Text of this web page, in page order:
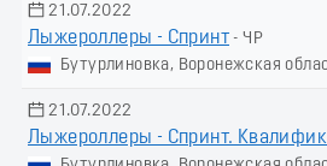
21.07.2022
Лыжероллеры - Спринт - ЧР
Бутурлиновка, Воронежская
21.07.2022
Лыжероллеры - Спринт.